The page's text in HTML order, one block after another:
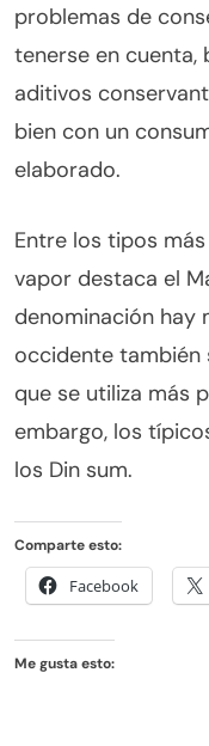
problemas de
tenerse en cuenta,
aditivos
bien con un
elaborado.
Entre los tipos
vapor destaca el
denominación hay
occidente también
que se utiliza más
embargo, los
los Din sum.
Comparte esto:
Facebook
Me gusta esto: